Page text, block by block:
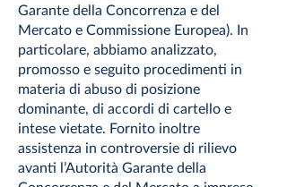
Garante della Concorrenza e del
Mercato e Commissione Europea). In
particolare, abbiamo analizzato,
promosso e seguito procedimenti in
materia di abuso di posizione
dominante, di accordi di cartello e
intese vietate. Fornito inoltre
assistenza in controversie di rilievo
avanti l’Autorità Garante della